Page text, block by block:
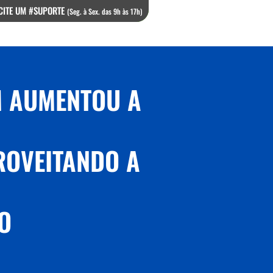
UM #SUPORTE (Seg. à Sex. das 9h às 17h)
A
A